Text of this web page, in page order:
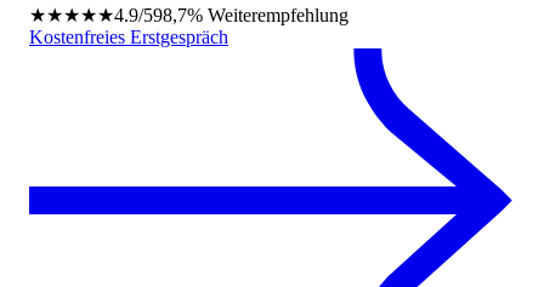
★★★★★4.9/598,7% Weiterempfehlung
Kostenfreies Erstgespräch